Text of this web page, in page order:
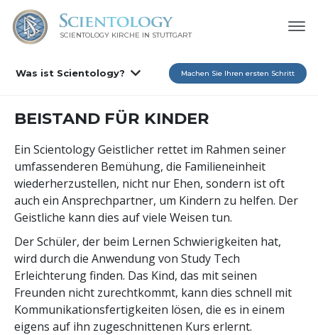
SCIENTOLOGY KIRCHE IN STUTTGART
Was ist Scientology? Machen Sie Ihren ersten Schritt
BEISTAND FÜR KINDER
Ein Scientology Geistlicher rettet im Rahmen seiner
umfassenderen Bemühung, die Familieneinheit
wiederherzustellen, nicht nur Ehen, sondern ist oft
auch ein Ansprechpartner, um Kindern zu helfen. Der
Geistliche kann dies auf viele Weisen tun.
Der Schüler, der beim Lernen Schwierigkeiten hat,
wird durch die Anwendung von Study Tech
Erleichterung finden. Das Kind, das mit seinen
Freunden nicht zurechtkommt, kann dies schnell mit
Kommunikationsfertigkeiten lösen, die es in einem
eigens auf ihn zugeschnittenen Kurs erlernt.